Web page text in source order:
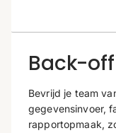
Back-
Bevrijd je team
gegevensinvoer,
rapportopmaak,